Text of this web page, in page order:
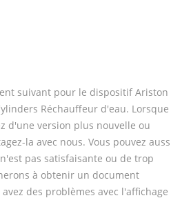
suivant pour le dispositif Ariston
Réchauffeur d'eau. Lorsque
d'une version plus nouvelle ou
la avec nous. Vous pouvez
pas satisfaisante ou de trop
à obtenir un document
des problèmes avec l'affichage